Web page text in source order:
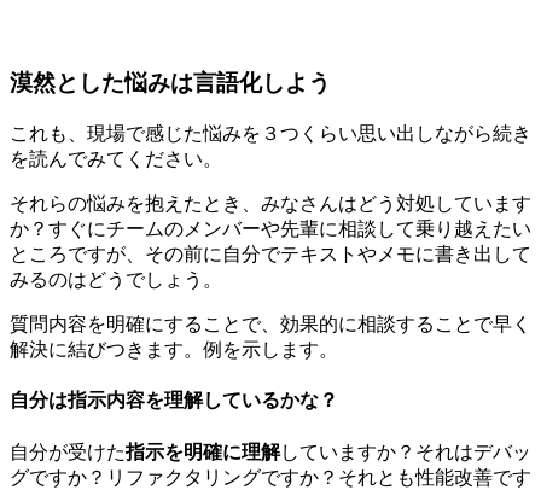
漠然とした悩みは言語化しよう
これも、現場で感じた悩みを３つくらい思い出しながら続き
を読んでみてください。
それらの悩みを抱えたとき、みなさんはどう対処しています
か？すぐにチームのメンバーや先輩に相談して乗り越えたい
ところですが、その前に自分でテキストやメモに書き出して
みるのはどうでしょう。
質問内容を明確にすることで、効果的に相談することで早く
解決に結びつきます。例を示します。
自分は指示内容を理解しているかな？
自分が受けた指示を明確に理解していますか？それはデバッ
グですか？リファクタリングですか？それとも性能改善です